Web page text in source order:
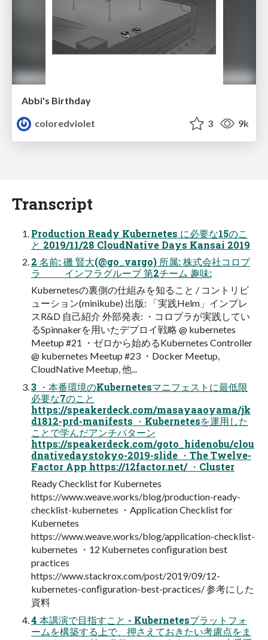
Abbi's Birthday
coloredviolet
3 9k
Transcript
Production Ready Kubernetes に必要な15のこ
と 2019/11/28 CloudNative Days Kansai 2019
2 名前: 磯 賢大(@go_vargo) 所属: 株式会社コロプ
ラ インフラグループ 第2チーム 趣味:
Kubernetesの裏側の仕組みを知ること / コントリビ
ューション(minikube) 出版: 「実践Helm」インプレ
スR&D 自己紹介 外部発表: ・コロプラが実践してい
るSpinnakerを用いたデプロイ戦略 @ kubernetes
Meetup #21 ・ゼロから始めるKubernetes Controller
@ kubernetes Meetup #23 ・Docker Meetup,
CloudNative Meetup, 他...
3 ・本番環境のKubernetesマニフェストに最低限
必要な7のこと
https://speakerdeck.com/masayaaoyama/jk
d1812-prd-manifests ・Kubernetesを運用した
ことで学んだアンチパターン
https://speakerdeck.com/goto_hidenobu/clou
dnativedaystokyo-2019-slide ・The Twelve-
Factor App https://12factor.net/ ・Cluster
Ready Checklist for Kubernetes
https://www.weave.works/blog/production-ready-
checklist-kubernetes ・Application Checklist for
Kubernetes
https://www.weave.works/blog/application-checklist-
kubernetes ・12 Kubernetes conﬁguration best
practices
https://www.stackrox.com/post/2019/09/12-
kubernetes-conﬁguration-best-practices/ 参考にした
資料
4 本講演で目指すこと - Kubernetesプラットフォ
ームを構築する上で、押さえておきたい考慮点をま